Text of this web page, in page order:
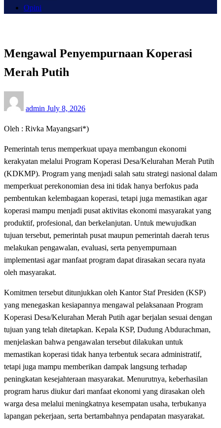
Opini
Mengawal Penyempurnaan Koperasi
Merah Putih
admin on
July 8, 2026
Oleh : Rivka Mayangsari*)
Pemerintah terus memperkuat upaya membangun ekonomi
kerakyatan melalui Program Koperasi Desa/Kelurahan Merah Putih
(KDKMP). Program yang menjadi salah satu strategi nasional dalam
memperkuat perekonomian desa ini tidak hanya berfokus pada
pembentukan kelembagaan koperasi, tetapi juga memastikan agar
koperasi mampu menjadi pusat aktivitas ekonomi masyarakat yang
produktif, profesional, dan berkelanjutan. Untuk mewujudkan
tujuan tersebut, pemerintah pusat maupun pemerintah daerah terus
melakukan pengawalan, evaluasi, serta penyempurnaan
implementasi agar manfaat program dapat dirasakan secara nyata
oleh masyarakat.
Komitmen tersebut ditunjukkan oleh Kantor Staf Presiden (KSP)
yang menegaskan kesiapannya mengawal pelaksanaan Program
Koperasi Desa/Kelurahan Merah Putih agar berjalan sesuai dengan
tujuan yang telah ditetapkan. Kepala KSP, Dudung Abdurachman,
menjelaskan bahwa pengawalan tersebut dilakukan untuk
memastikan koperasi tidak hanya terbentuk secara administratif,
tetapi juga mampu memberikan dampak langsung terhadap
peningkatan kesejahteraan masyarakat. Menurutnya, keberhasilan
program harus diukur dari manfaat ekonomi yang dirasakan oleh
warga desa melalui meningkatnya kesempatan usaha, terbukanya
lapangan pekerjaan, serta bertambahnya pendapatan masyarakat.